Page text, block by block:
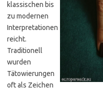
klassischen bis
zu modernen
Interpretationen
reicht.
Traditionell
wurden
Tätowierungen
oft als Zeichen